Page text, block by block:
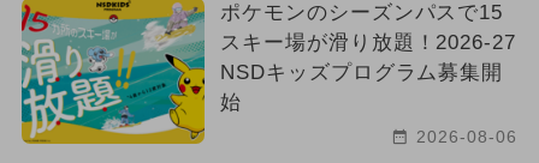
ポケモンのシーズンパスで15
スキー場が滑り放題！2026-27
NSDキッズプログラム募集開
始
2026-08-06